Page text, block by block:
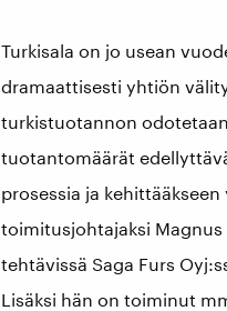
Turkisala on jo usean
dramaattisesti yhtiön
turkistuotannon
tuotantomäärät
prosessia ja
toimitusjohtajaksi
tehtävissä Saga Furs
Lisäksi hän on toiminut